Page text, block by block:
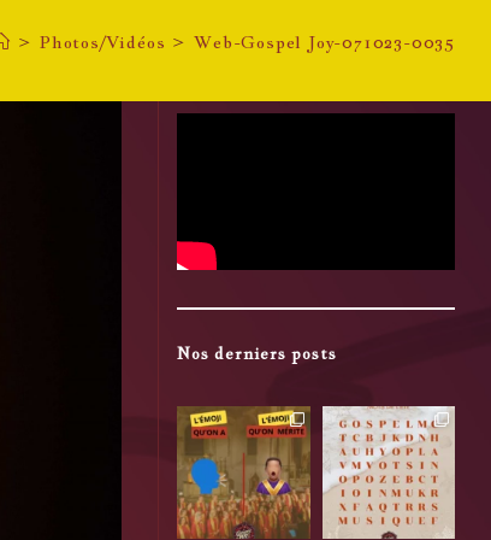
> Photos/Vidéos > Web-Gospel Joy-071023-0035
Nos derniers posts